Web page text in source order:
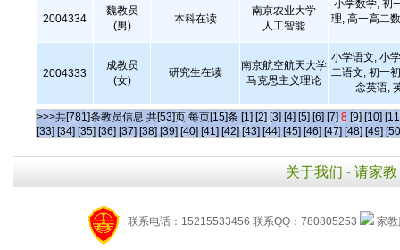
2004334
魏教员
(男)
本科在读
南京农业大学
人工智能
小学数学, 初
理, 高一高二
2004333
成教员
(女)
研究生在读
南京航空航天大学
马克思主义理论
小学语文, 小
二语文, 初一
念英语,
>>>共[781]条教员信息 共[53]页 每页[15]条 [1] [2] [3] [4] [5] [6] [7] 8 [9] [10]
[33] [34] [35] [36] [37] [38] [39] [40] [41] [42] [43] [44] [45] [46] [47] [48] [49]
关于我们 - 请家教
联系电话：15215533456 联系QQ：780805253 家